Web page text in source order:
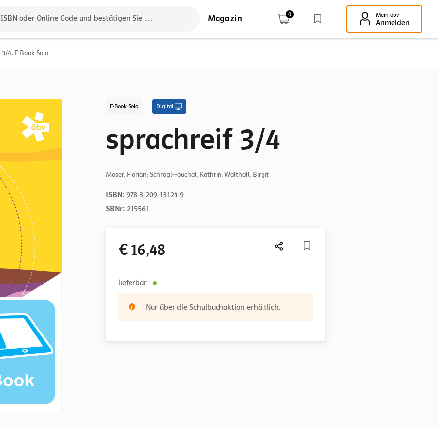
oder Online Code und bestätigen Sie das Ergebnis mit der Enter-Taste!
Magazin 0 Mein öbv
Anmelden
4, E-Book Solo
E-Book Solo Digital
sprachreif 3/4
Moser, Florian; Schragl-Fouchal, Kathrin; Walthall, Birgit
ISBN: 978-3-209-13124-9
SBNr: 215561
€ 16,48
lieferbar
Nur über die Schulbuchaktion erhältlich.